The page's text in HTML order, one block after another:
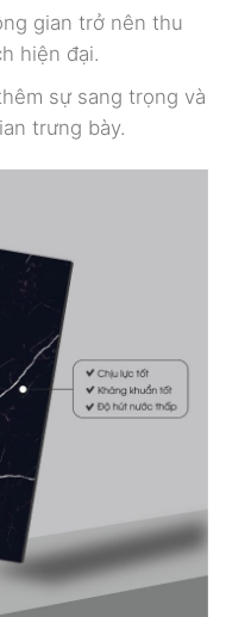
gian trở nên thu
hiện đại.
sự sang trọng và
trưng bày.